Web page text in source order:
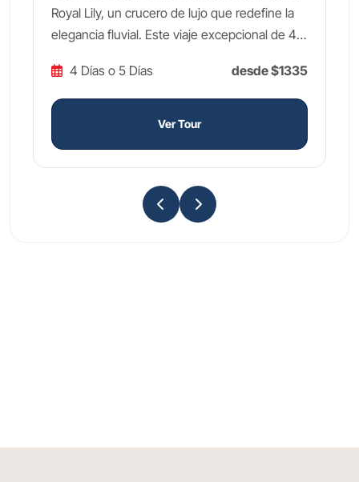
Royal Lily, un crucero de lujo que redefine la
elegancia fluvial. Este viaje excepcional de 4 o
esplendor del antiguo Egipto mientras
disfrutas del refinamiento y la hospitalidad
que solo Mövenpick puede ofrecer. El MS
Mövenpick Royal Lily combina diseño
contemporáneo con toques tradicionales
egipcios, creando un ambiente sofisticado
donde cada detalle ha sido pensado para tu
excursión está acompañada por guías
4 Días o 5 Días desde$1335
Ver Tour